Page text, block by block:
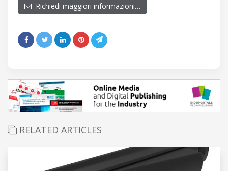
Richiedi maggiori informazioni…
RELATED ARTICLES